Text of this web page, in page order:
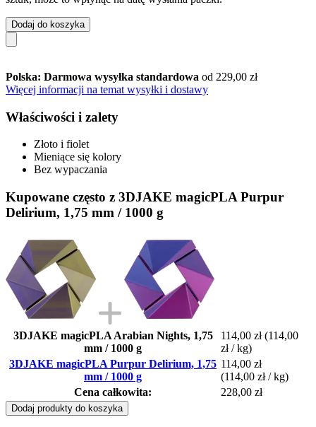
Dodaj do koszyka
Polska: Darmowa wysyłka standardowa od 229,00 zł
Więcej informacji na temat wysyłki i dostawy
Właściwości i zalety
Złoto i fiolet
Mieniące się kolory
Bez wypaczania
Kupowane często z 3DJAKE magicPLA Purpur
Delirium, 1,75 mm / 1000 g
3DJAKE magicPLA Arabian Nights, 1,75
mm / 1000 g
114,00 zł (114,00
zł / kg)
3DJAKE magicPLA Purpur Delirium, 1,75
mm / 1000 g
114,00 zł
(114,00 zł / kg)
Cena całkowita:
228,00 zł
Dodaj produkty do koszyka